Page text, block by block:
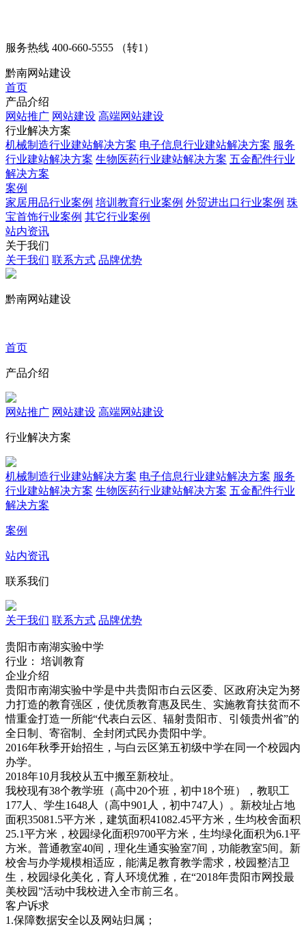
服务热线 400-660-5555 （转1）
黔南网站建设
首页
产品介绍
网站推广 网站建设 高端网站建设
行业解决方案
机械制造行业建站解决方案 电子信息行业建站解决方案 服务
行业建站解决方案 生物医药行业建站解决方案 五金配件行业
解决方案
案例
家居用品行业案例 培训教育行业案例 外贸进出口行业案例 珠
宝首饰行业案例 其它行业案例
站内资讯
关于我们
关于我们 联系方式 品牌优势
黔南网站建设
首页
产品介绍
网站推广 网站建设 高端网站建设
行业解决方案
机械制造行业建站解决方案 电子信息行业建站解决方案 服务
行业建站解决方案 生物医药行业建站解决方案 五金配件行业
解决方案
案例
站内资讯
联系我们
关于我们 联系方式 品牌优势
贵阳市南湖实验中学
行业： 培训教育
企业介绍
贵阳市南湖实验中学是中共贵阳市白云区委、区政府决定为努
力打造的教育强区，使优质教育惠及民生、实施教育扶贫而不
惜重金打造一所能“代表白云区、辐射贵阳市、引领贵州省”的
全日制、寄宿制、全封闭式民办贵阳中学。
2016年秋季开始招生，与白云区第五初级中学在同一个校园内
办学。
2018年10月我校从五中搬至新校址。
我校现有38个教学班（高中20个班，初中18个班），教职工
177人、学生1648人（高中901人，初中747人）。新校址占地
面积35081.5平方米，建筑面积41082.45平方米，生均校舍面积
25.1平方米，校园绿化面积9700平方米，生均绿化面积为6.1平
方米。普通教室40间，理化生通实验室7间，功能教室5间。新
校舍与办学规模相适应，能满足教育教学需求，校园整洁卫
生，校园绿化美化，育人环境优雅，在“2018年贵阳市网投最
美校园”活动中我校进入全市前三名。
客户诉求
1.保障数据安全以及网站归属；